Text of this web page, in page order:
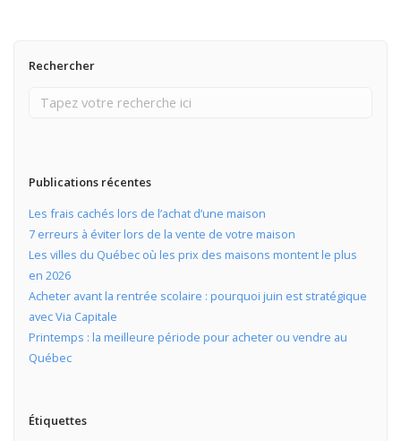
Rechercher
Publications récentes
Les frais cachés lors de l’achat d’une maison
7 erreurs à éviter lors de la vente de votre maison
Les villes du Québec où les prix des maisons montent le plus
en 2026
Acheter avant la rentrée scolaire : pourquoi juin est stratégique
avec Via Capitale
Printemps : la meilleure période pour acheter ou vendre au
Québec
Étiquettes